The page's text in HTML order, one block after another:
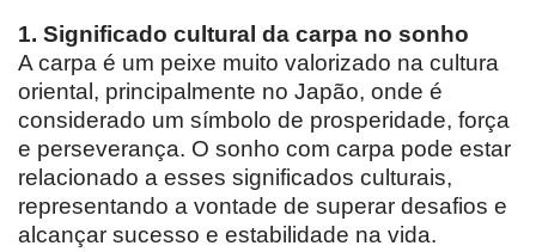
1. Significado cultural da carpa no sonho
A carpa é um peixe muito valorizado na cultura
oriental, principalmente no Japão, onde é
considerado um símbolo de prosperidade, força
e perseverança. O sonho com carpa pode estar
relacionado a esses significados culturais,
representando a vontade de superar desafios e
alcançar sucesso e estabilidade na vida.